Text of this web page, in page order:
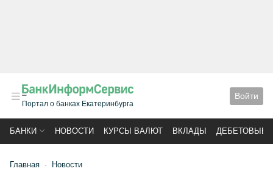
Портал о банках Екатеринбурга
Войти
БАНКИ НОВОСТИ КУРСЫ ВАЛЮТ ВКЛАДЫ ДЕБЕТОВЫЕ
Главная Новости